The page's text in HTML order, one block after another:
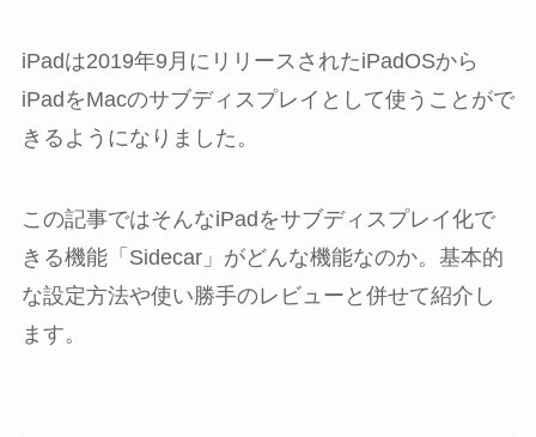
iPadは2019年9月にリリースされたiPadOSから
iPadをMacのサブディスプレイとして使うことがで
きるようになりました。
この記事ではそんなiPadをサブディスプレイ化で
きる機能「Sidecar」がどんな機能なのか。基本的
な設定方法や使い勝手のレビューと併せて紹介し
ます。